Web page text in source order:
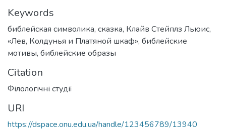
Keywords
библейская символика, сказка, Клайв Стейплз Льюис,
«Лев, Колдунья и Платяной шкаф», библейские
мотивы, библейские образы
Citation
Філологічні студії
URI
https://dspace.onu.edu.ua/handle/123456789/13940